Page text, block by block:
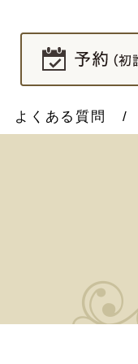
よくある質問